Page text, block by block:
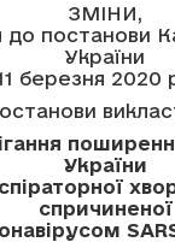
ЗМІНИ,
постанови
України
березня 2020
України
спричиненої